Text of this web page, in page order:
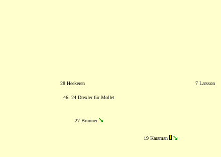
28 Heekeren
7 Larsson
46. 24 Drexler für Mollet
27 Brunner
19 Karaman